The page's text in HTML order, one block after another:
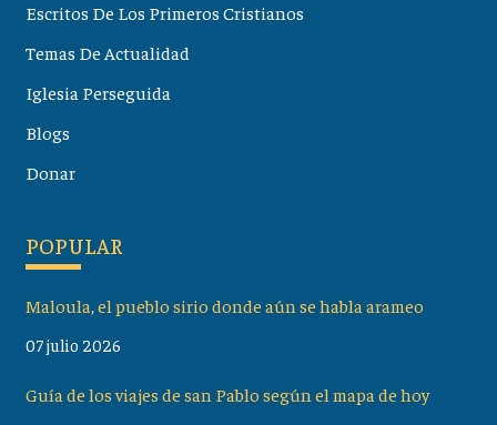
Escritos De Los Primeros Cristianos
Temas De Actualidad
Iglesia Perseguida
Blogs
Donar
POPULAR
Maloula, el pueblo sirio donde aún se habla arameo
07 julio 2026
Guía de los viajes de san Pablo según el mapa de hoy